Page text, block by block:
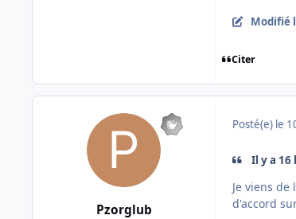
Modifié
Citer
Pzorglub
Posté(e) le
Il y a 16
Je viens
d'accord